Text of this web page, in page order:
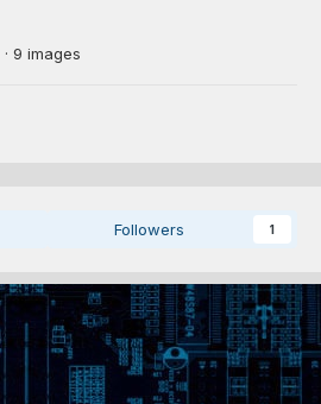
· 9 images
Followers 1